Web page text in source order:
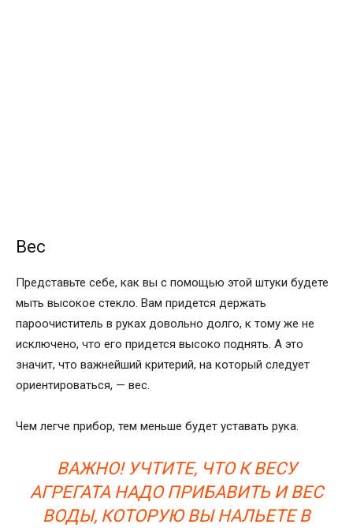
Вес
Представьте себе, как вы с помощью этой штуки будете
мыть высокое стекло. Вам придется держать
пароочиститель в руках довольно долго, к тому же не
исключено, что его придется высоко поднять. А это
значит, что важнейший критерий, на который следует
ориентироваться, — вес.
Чем легче прибор, тем меньше будет уставать рука.
ВАЖНО! УЧТИТЕ, ЧТО К ВЕСУ
АГРЕГАТА НАДО ПРИБАВИТЬ И ВЕС
ВОДЫ, КОТОРУЮ ВЫ НАЛЬЕТЕ В